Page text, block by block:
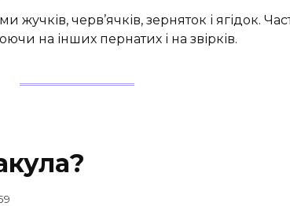
жучків, черв’ячків, зерняток і ягідок.
на інших пернатих і на звірків.